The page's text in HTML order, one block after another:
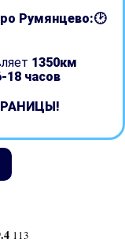
Румянцево:🕑
1350км
18 часов
113